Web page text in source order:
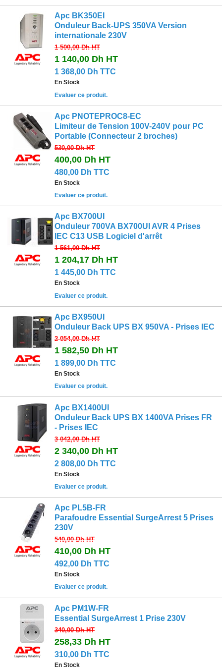
Apc BK350EI
Onduleur Back-UPS 350VA Version
internationale 230V
1 500,00 DhHT
1 140,00 Dh HT
1 368,00 Dh TTC
En Stock
Evaluer ce produit.
Apc PNOTEPROC8-EC
Limiteur de Tension 100V-240V pour PC
Portable (Connecteur 2 broches)
530,00 DhHT
400,00 Dh HT
480,00 Dh TTC
En Stock
Evaluer ce produit.
Apc BX700UI
Onduleur 700VA BX700UI AVR 4 Prises
IEC C13 USB Logiciel d'arrêt
1 561,00 DhHT
1 204,17 Dh HT
1 445,00 Dh TTC
En Stock
Evaluer ce produit.
Apc BX950UI
Onduleur Back UPS BX 950VA - Prises IEC
2 054,00 DhHT
1 582,50 Dh HT
1 899,00 Dh TTC
En Stock
Evaluer ce produit.
Apc BX1400UI
Onduleur Back UPS BX 1400VA Prises FR
- Prises IEC
3 042,00 DhHT
2 340,00 Dh HT
2 808,00 Dh TTC
En Stock
Evaluer ce produit.
Apc PL5B-FR
Parafoudre Essential SurgeArrest 5 Prises
230V
540,00 DhHT
410,00 Dh HT
492,00 Dh TTC
En Stock
Evaluer ce produit.
Apc PM1W-FR
Essential SurgeArrest 1 Prise 230V
340,00 DhHT
258,33 Dh HT
310,00 Dh TTC
En Stock